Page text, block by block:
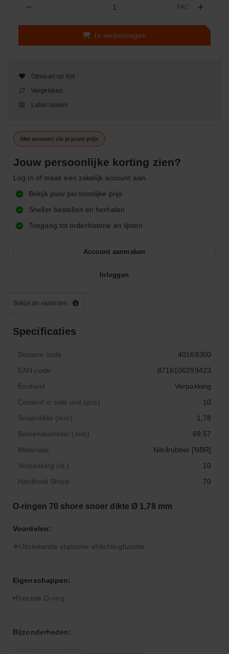
Bekijk de varianten
Specificaties
Douane code
40169300
EAN code
8716106299423
Eenheid
Verpakking
Content in sale unit (pcs)
10
Snoerdikte (mm)
1,78
Binnendiameter (mm)
69.57
Materiaal
Nitrilrubber [NBR]
Verpakking (st.)
10
Hardheid Shore
70
O-ringen 70 shore snoer dikte Ø 1,78 mm
Voordelen:
Uitstekende statische afdichtingfunctie
Eigenschappen:
Precisie O-ring
Bijzonderheden:
− PAC +
In winkelwagen
Opslaan op lijst
Vergelijken
Label maken
Met account zie je jouw prijs
Jouw persoonlijke korting zien?
Log in of maak een zakelijk account aan.
Bekijk jouw persoonlijke prijs
Sneller bestellen en herhalen
Toegang tot orderhistorie en lijsten
Account aanmaken
Inloggen